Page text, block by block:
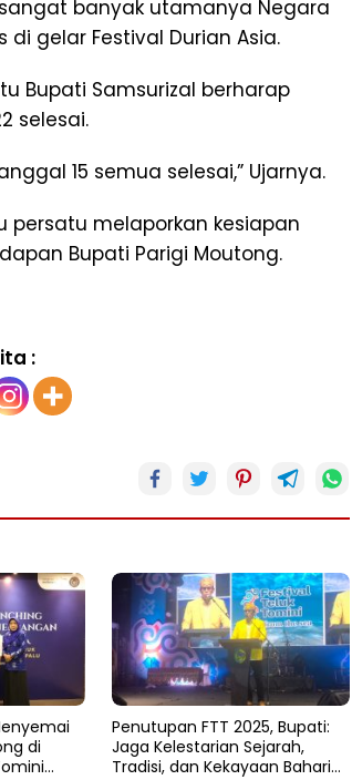
banyak utamanya Negara
gelar Festival Durian Asia.
Bupati Samsurizal berharap
selesai.
15 semua selesai,” Ujarnya.
persatu melaporkan kesiapan
Bupati Parigi Moutong.
:
di
Penutupan FTT 2025, Bupati:
Jaga Kelestarian Sejarah,
Tradisi, dan Kekayaan Bahari